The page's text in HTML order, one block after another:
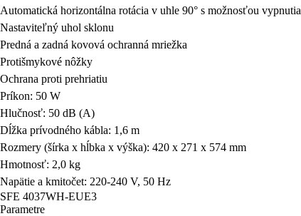
Automatická horizontálna rotácia v uhle 90° s možnosťou vypnutia
Nastaviteľný uhol sklonu
Predná a zadná kovová ochranná mriežka
Protišmykové nôžky
Ochrana proti prehriatiu
Príkon: 50 W
Hlučnosť: 50 dB (A)
Dĺžka prívodného kábla: 1,6 m
Rozmery (šírka x hĺbka x výška): 420 x 271 x 574 mm
Hmotnosť: 2,0 kg
Napätie a kmitočet: 220-240 V, 50 Hz
SFE 4037WH-EUE3
Parametre